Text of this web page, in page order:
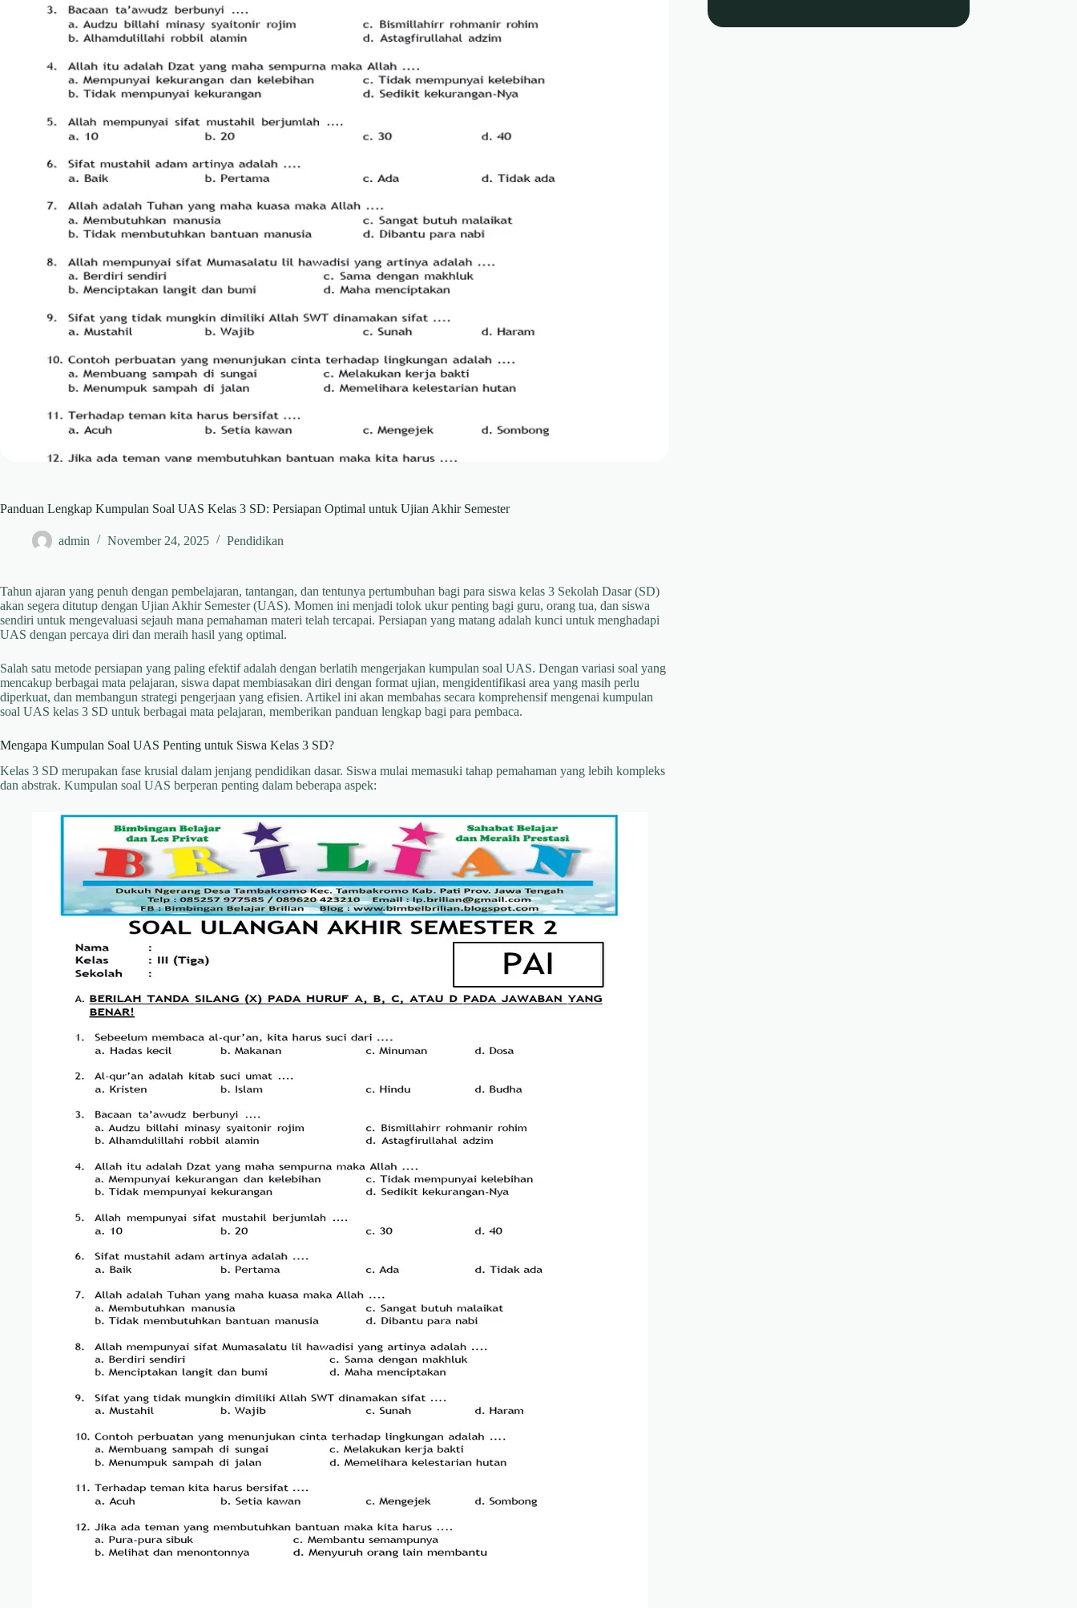
Panduan Lengkap Kumpulan Soal UAS Kelas 3 SD: Persiapan Optimal untuk Ujian Akhir Semester
admin November 24, 2025 Pendidikan
Tahun ajaran yang penuh dengan pembelajaran, tantangan, dan tentunya pertumbuhan bagi para siswa kelas 3 Sekolah Dasar (SD)
akan segera ditutup dengan Ujian Akhir Semester (UAS). Momen ini menjadi tolok ukur penting bagi guru, orang tua, dan siswa
sendiri untuk mengevaluasi sejauh mana pemahaman materi telah tercapai. Persiapan yang matang adalah kunci untuk menghadapi
UAS dengan percaya diri dan meraih hasil yang optimal.
Salah satu metode persiapan yang paling efektif adalah dengan berlatih mengerjakan kumpulan soal UAS. Dengan variasi soal yang
mencakup berbagai mata pelajaran, siswa dapat membiasakan diri dengan format ujian, mengidentifikasi area yang masih perlu
diperkuat, dan membangun strategi pengerjaan yang efisien. Artikel ini akan membahas secara komprehensif mengenai kumpulan
soal UAS kelas 3 SD untuk berbagai mata pelajaran, memberikan panduan lengkap bagi para pembaca.
Mengapa Kumpulan Soal UAS Penting untuk Siswa Kelas 3 SD?
Kelas 3 SD merupakan fase krusial dalam jenjang pendidikan dasar. Siswa mulai memasuki tahap pemahaman yang lebih kompleks
dan abstrak. Kumpulan soal UAS berperan penting dalam beberapa aspek: